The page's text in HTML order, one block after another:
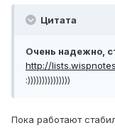
Цитата
Очень надежно,
http://
:)))))))))))))))
Пока работают